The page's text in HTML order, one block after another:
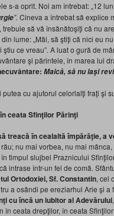
s-a oprit. Noi am întrebat: „12
”. Cineva a întrebat să explice
să vă însănătoşiţi că nu
lume: „Măi, să ştiţi că nici eu
ştiu ce vreau”. A luat o gură de
şi părintele, în marea lui
: Maică,să nu laşi
cu ajutorul celorlalţi fraţi şi
ceata Sfinţilor Părinţi
treacă în cealaltă împărăţie, a
nu mai vorbea, nu mai
timpul slujbei Praznicului
intrase într-un fel de comă.
Ortodoxiei, Sf. Constantin, cel
a osândi pe ereziarhul Arie şi
cu încă un iubitor al Adevărului
ceata drepţilor, în ceata